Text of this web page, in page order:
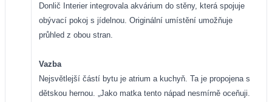
Donlič Interier integrovala akvárium do stěny, která spojuje
obývací pokoj s jídelnou. Originální umístění umožňuje
průhled z obou stran.
Vazba
Nejsvětlejší částí bytu je atrium a kuchyň. Ta je propojena s
dětskou hernou. „Jako matka tento nápad nesmírně oceňuji.